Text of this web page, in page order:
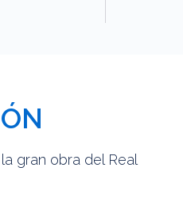
gran obra del Real